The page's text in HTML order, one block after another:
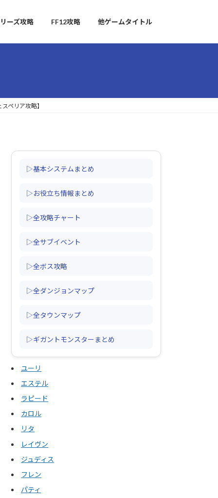
ーズ攻略 FF12攻略 他ゲームタイトル
ペリア攻略】
▷基本システムまとめ
▷お役立ち情報まとめ
▷全攻略チャート
▷全サブイベント
▷全ボス攻略
▷全ダンジョンマップ
▷全タウンマップ
▷ギガントモンスターまとめ
ユーリ
エステル
ラピード
カロル
リタ
レイヴン
ジュディス
フレン
パティ